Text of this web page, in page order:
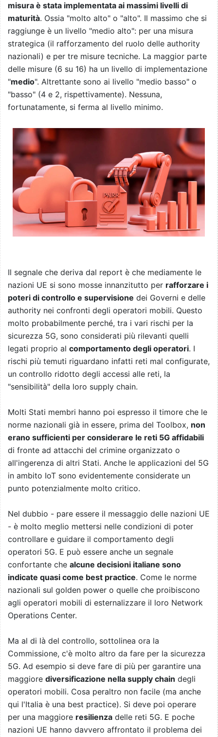
misura è stata implementata ai massimi livelli di
maturità. Ossia "molto alto" o "alto". Il massimo che si
raggiunge è un livello "medio alto": per una misura
strategica (il rafforzamento del ruolo delle authority
nazionali) e per tre misure tecniche. La maggior parte
delle misure (6 su 16) ha un livello di implementazione
"medio". Altrettante sono ai livello "medio basso" o
"basso" (4 e 2, rispettivamente). Nessuna,
fortunatamente, si ferma al livello minimo.
Il segnale che deriva dal report è che mediamente le
nazioni UE si sono mosse innanzitutto per rafforzare i
poteri di controllo e supervisione dei Governi e delle
authority nei confronti degli operatori mobili. Questo
molto probabilmente perché, tra i vari rischi per la
sicurezza 5G, sono considerati più rilevanti quelli
legati proprio al comportamento degli operatori. I
rischi più temuti riguardano infatti reti mal configurate,
un controllo ridotto degli accessi alle reti, la
"sensibilità" della loro supply chain.
Molti Stati membri hanno poi espresso il timore che le
norme nazionali già in essere, prima del Toolbox, non
erano sufficienti per considerare le reti 5G affidabili
di fronte ad attacchi del crimine organizzato o
all'ingerenza di altri Stati. Anche le applicazioni del 5G
in ambito IoT sono evidentemente considerate un
punto potenzialmente molto critico.
Nel dubbio - pare essere il messaggio delle nazioni UE
- è molto meglio mettersi nelle condizioni di poter
controllare e guidare il comportamento degli
operatori 5G. E può essere anche un segnale
confortante che alcune decisioni italiane sono
indicate quasi come best practice. Come le norme
nazionali sul golden power o quelle che proibiscono
agli operatori mobili di esternalizzare il loro Network
Operations Center.
Ma al di là del controllo, sottolinea ora la
Commissione, c'è molto altro da fare per la sicurezza
5G. Ad esempio si deve fare di più per garantire una
maggiore diversificazione nella supply chain degli
operatori mobili. Cosa peraltro non facile (ma anche
qui l'Italia è una best practice). Si deve poi operare
per una maggiore resilienza delle reti 5G. E poche
nazioni UE hanno davvero affrontato il problema dei